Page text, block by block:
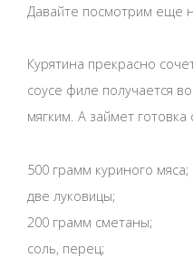
Давайте посмотрим еще
Курятина прекрасно
соусе филе получается
мягким. А займет
500 грамм куриного мяса;
две луковицы;
200 грамм сметаны;
соль, перец;